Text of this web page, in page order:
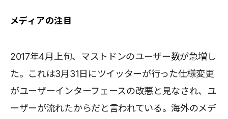
メディアの注目
2017年4月上旬、マストドンのユーザー数が急増し
た。これは3月31日にツイッターが行った仕様変更
がユーザーインターフェースの改悪と見なされ、ユ
ーザーが流れたからだと言われている。海外のメデ